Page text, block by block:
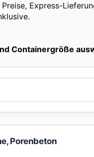
Express-
Containergröße
Porenbeton